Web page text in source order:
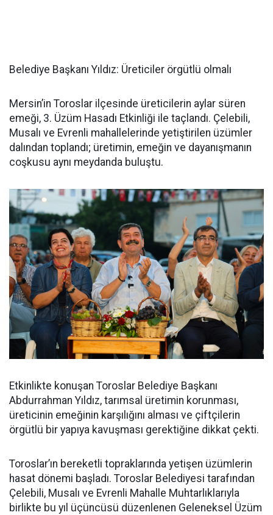
Belediye Başkanı Yıldız: Üreticiler örgütlü olmalı
Mersin’in Toroslar ilçesinde üreticilerin aylar süren
emeği, 3. Üzüm Hasadı Etkinliği ile taçlandı. Çelebili,
Musalı ve Evrenli mahallelerinde yetiştirilen üzümler
dalından toplandı; üretimin, emeğin ve dayanışmanın
coşkusu aynı meydanda buluştu.
Etkinlikte konuşan Toroslar Belediye Başkanı
Abdurrahman Yıldız, tarımsal üretimin korunması,
üreticinin emeğinin karşılığını alması ve çiftçilerin
örgütlü bir yapıya kavuşması gerektiğine dikkat çekti.
Toroslar’ın bereketli topraklarında yetişen üzümlerin
hasat dönemi başladı. Toroslar Belediyesi tarafından
Çelebili, Musalı ve Evrenli Mahalle Muhtarlıklarıyla
birlikte bu yıl üçüncüsü düzenlenen Geleneksel Üzüm